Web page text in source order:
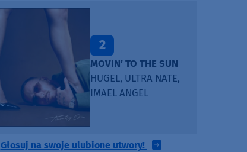
2
MOVIN’ TO THE SUN
HUGEL, ULTRA NATE,
IMAEL ANGEL
Głosuj na swoje ulubione utwory!